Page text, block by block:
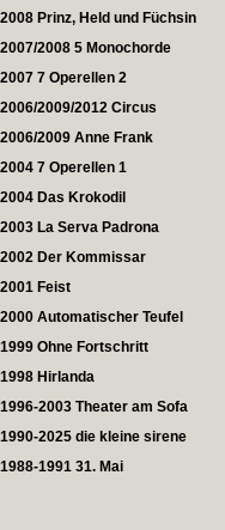
2008 Prinz, Held und Füchsin
2007/2008 5 Monochorde
2007 7 Operellen 2
2006/2009/2012 Circus
2006/2009 Anne Frank
2004 7 Operellen 1
2004 Das Krokodil
2003 La Serva Padrona
2002 Der Kommissar
2001 Feist
2000 Automatischer Teufel
1999 Ohne Fortschritt
1998 Hirlanda
1996-2003 Theater am Sofa
1990-2025 die kleine sirene
1988-1991 31. Mai